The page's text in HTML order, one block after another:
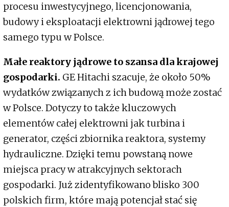
procesu inwestycyjnego, licencjonowania,
budowy i eksploatacji elektrowni jądrowej tego
samego typu w Polsce.
Małe reaktory jądrowe to szansa dla krajowej
gospodarki. GE Hitachi szacuje, że około 50%
wydatków związanych z ich budową może zostać
w Polsce. Dotyczy to także kluczowych
elementów całej elektrowni jak turbina i
generator, części zbiornika reaktora, systemy
hydrauliczne. Dzięki temu powstaną nowe
miejsca pracy w atrakcyjnych sektorach
gospodarki. Już zidentyfikowano blisko 300
polskich firm, które mają potencjał stać się